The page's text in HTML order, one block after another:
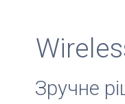
Зручне